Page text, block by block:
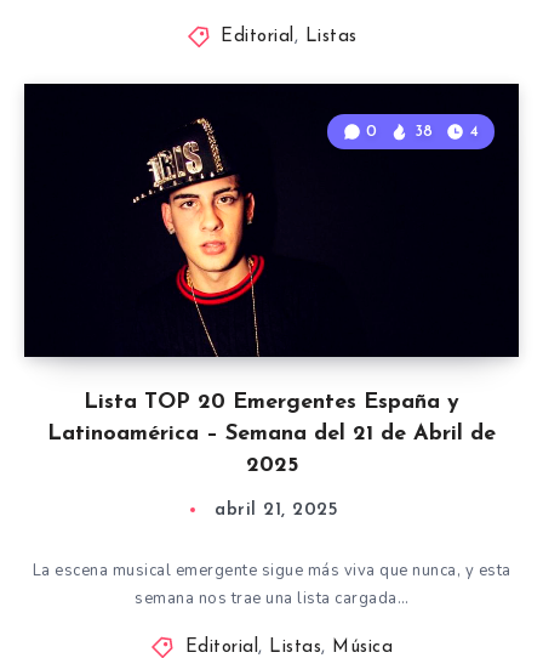
Editorial, Listas
Lista TOP 20 Emergentes España y
Latinoamérica – Semana del 21 de Abril de
2025
0 38 4
abril 21, 2025
La escena musical emergente sigue más viva que nunca, y esta
semana nos trae una lista cargada…
Editorial, Listas, Música